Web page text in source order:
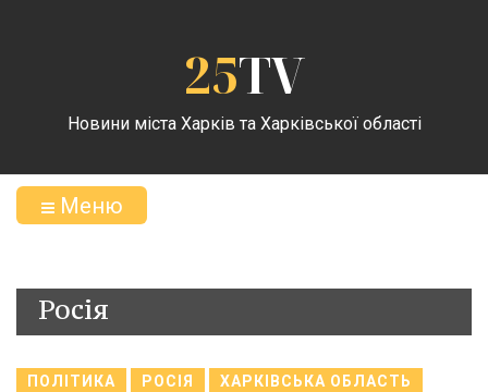
25TV
Новини міста Харків та Харківської області
Меню
Росія
ПОЛІТИКА РОСІЯ ХАРКІВСЬКА ОБЛАСТЬ